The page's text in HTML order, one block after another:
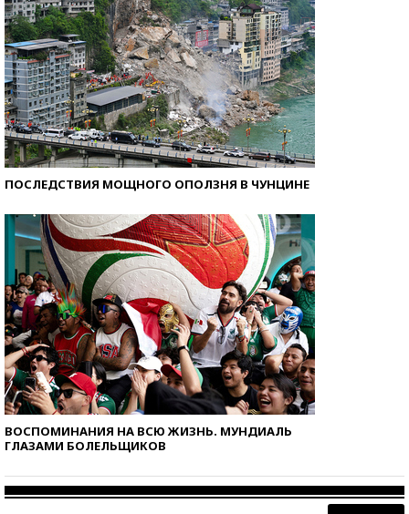
ПОСЛЕДСТВИЯ МОЩНОГО ОПОЛЗНЯ В ЧУНЦИНЕ
ВОСПОМИНАНИЯ НА ВСЮ ЖИЗНЬ. МУНДИАЛЬ
ГЛАЗАМИ БОЛЕЛЬЩИКОВ